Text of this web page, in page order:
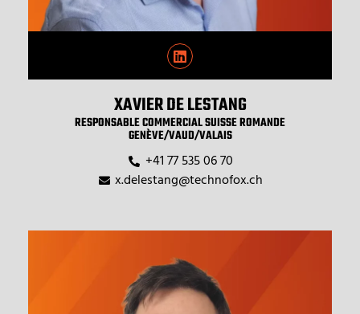
XAVIER DE LESTANG
RESPONSABLE COMMERCIAL SUISSE ROMANDE
GENÈVE/VAUD/VALAIS
+41 77 535 06 70
x.delestang@technofox.ch